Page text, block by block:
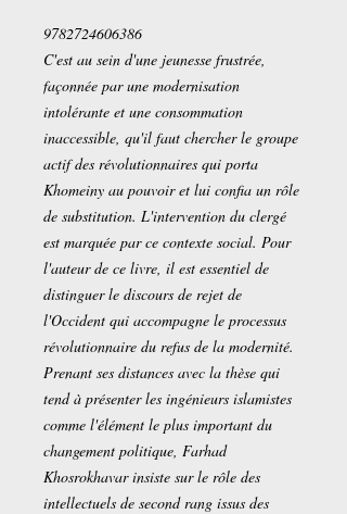
9782724606386
C'est au sein d'une jeunesse frustrée,
façonnée par une modernisation
intolérante et une consommation
inaccessible, qu'il faut chercher le groupe
actif des révolutionnaires qui porta
Khomeiny au pouvoir et lui confia un rôle
de substitution. L'intervention du clergé
est marquée par ce contexte social. Pour
l'auteur de ce livre, il est essentiel de
distinguer le discours de rejet de
l'Occident qui accompagne le processus
révolutionnaire du refus de la modernité.
Prenant ses distances avec la thèse qui
tend à présenter les ingénieurs islamistes
comme l'élément le plus important du
changement politique, Farhad
Khosrokhavar insiste sur le rôle des
intellectuels de second rang issus des